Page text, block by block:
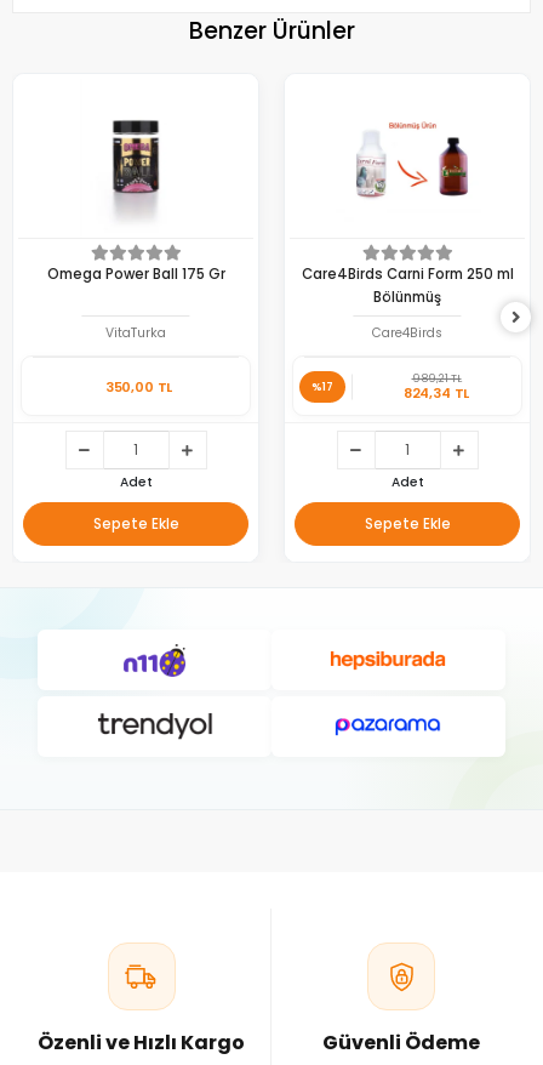
Benzer Ürünler
Omega Power Ball 175 Gr
VitaTurka
350,00 TL
Adet
Sepete Ekle
Care4Birds Carni Form 250 ml
Bölünmüş
Care4Birds
%17
989,21 TL
824,34 TL
Adet
Sepete Ekle
Özenli ve Hızlı Kargo Güvenli Ödeme